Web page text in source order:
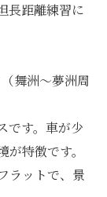
長距離練習に
舞洲〜夢洲周
です。車が少
特徴です。
ラットで、景